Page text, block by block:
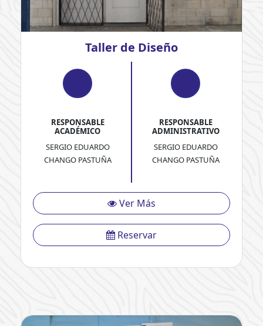
Taller de Diseño
RESPONSABLE
ACADÉMICO
SERGIO EDUARDO
CHANGO PASTUÑA
RESPONSABLE
ADMINISTRATIVO
SERGIO EDUARDO
CHANGO PASTUÑA
Ver Más
Reservar